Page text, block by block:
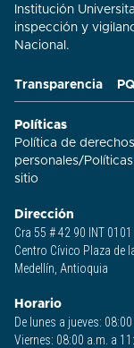
Transparencia
Políticas
Política de
personales/
sitio​
Dirección
Cra 55 # 42 90 INT 0101
Centro Cívico Plaza de
Medellín, Antioquia
Horario
De lunes a jueves:
Viernes: 08:00 a.m. a
Institución
inspección y
Nacional.